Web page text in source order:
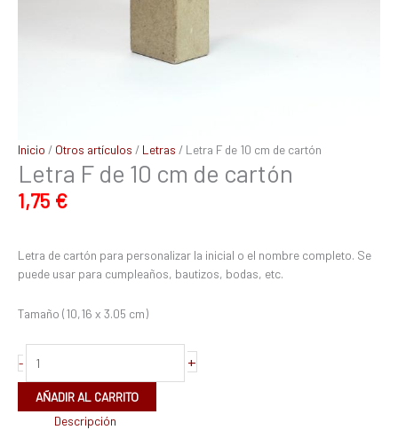
Inicio / Otros artículos / Letras / Letra F de 10 cm de cartón
Letra F de 10 cm de cartón
1,75 €
Letra de cartón para personalizar la inicial o el nombre completo. Se
puede usar para cumpleaños, bautizos, bodas, etc.
Tamaño (10,16 x 3.05 cm)
- +
AÑADIR AL CARRITO
Descripción